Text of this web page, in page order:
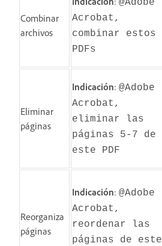
Combinar
archivos
@Adobe
Acrobat,
combinar estos
PDFs
Eliminar
páginas
Indicación: @Adobe
Acrobat,
eliminar las
páginas 5-7 de
este PDF
Reorganiza
páginas
Indicación: @Adobe
Acrobat,
reordenar las
páginas de este